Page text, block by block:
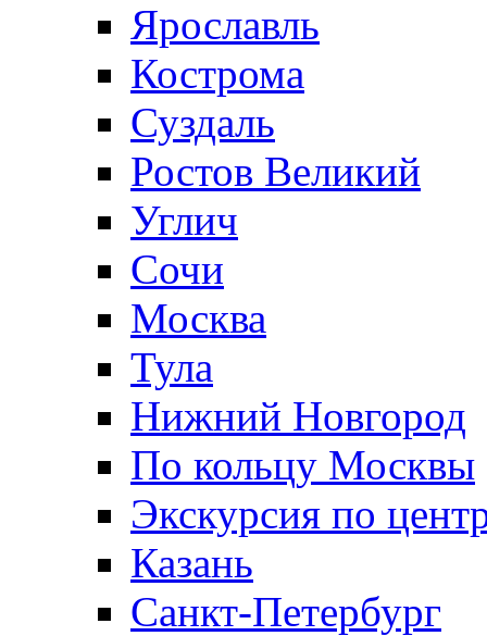
Ярославль
Кострома
Суздаль
Ростов Великий
Углич
Сочи
Москва
Тула
Нижний Новгород
По кольцу Москвы
Экскурсия по
Казань
Санкт-Петербург